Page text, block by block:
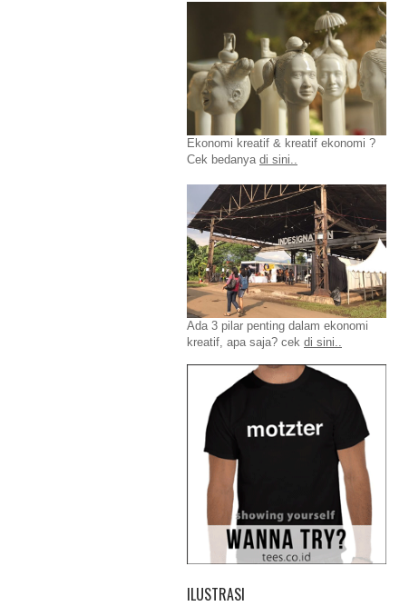
Ekonomi kreatif & kreatif ekonomi ?
Cek bedanya di sini..
Ada 3 pilar penting dalam ekonomi
kreatif, apa saja? cek di sini..
ILUSTRASI